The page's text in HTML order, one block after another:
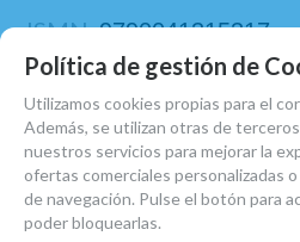
ISMN:9790041315317
Editorial: Ricordi Milan
MARCA
Política de gestión de
Utilizamos cookies propias para el
Además, se utilizan otras de
nuestros servicios para mejorar la
ofertas comerciales personalizadas
de navegación. Pulse el botón para
poder bloquearlas.